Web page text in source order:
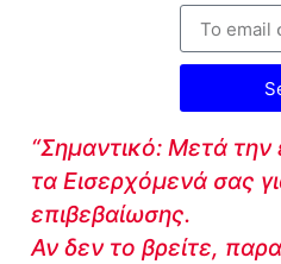
“Σημαντικό: Μετά
τα Εισερχόμενά σας
επιβεβαίωσης.
Αν δεν το βρείτε,